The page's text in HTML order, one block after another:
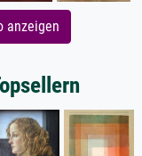
anzeigen